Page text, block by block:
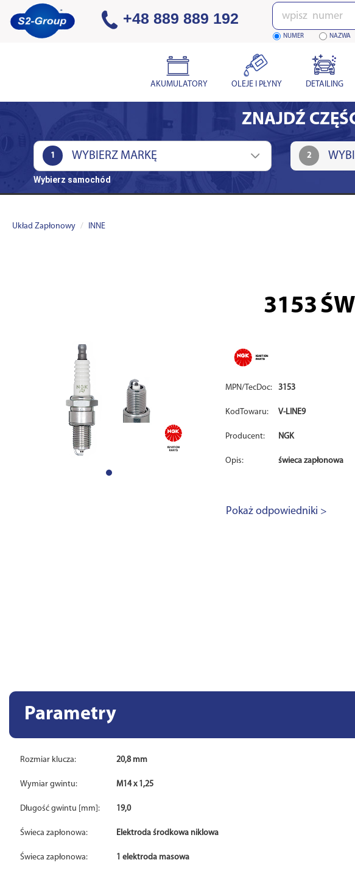
+48 889 889 192 Wpisz
numer
NUMER NAZWA
AKUMULATORY OLEJE I PŁYNY DETAILING
ZNAJDŹ
1 2
Wybierz samochód
Układ Zapłonowy INNE
3153
MPN/TecDoc: 3153
KodTowaru: V-LINE9
Producent: NGK
Opis: świeca zapłonowa
Pokaż odpowiedniki >
Parametry
Rozmiar klucza: 20,8 mm
Wymiar gwintu: M14 x 1,25
Długość gwintu [mm]: 19,0
Świeca zapłonowa: Elektroda środkowa niklowa
Świeca zapłonowa: 1 elektroda masowa